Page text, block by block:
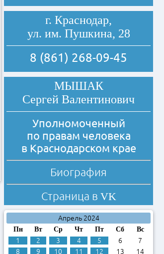
г. Краснодар,
ул. им. Пушкина, 28
8 (861) 268-09-45
МЫШАК
Сергей Валентинович
Уполномоченный
по правам человека
в Краснодарском крае
Биография
Страница в VK
Апрель 2024
Пн Вт Ср Чт Пт Сб Вс
1 2 3 4 5 6
7
8
9 10 11 12 13 14